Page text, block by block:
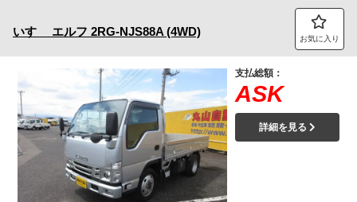
いすゞ エルフ 2RG-NJS88A (4WD) お気に入り
支払総額：
ASK
詳細を見る